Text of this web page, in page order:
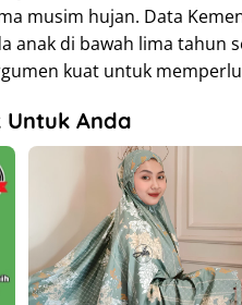
musim hujan. Data
anak di bawah lima tahun
kuat untuk
Untuk Anda